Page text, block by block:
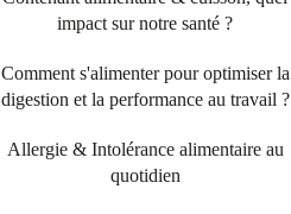
impact sur notre santé ?
Comment s'alimenter pour optimiser la
digestion et la performance au travail ?
Allergie & Intolérance alimentaire au
quotidien